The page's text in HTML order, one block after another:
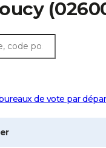
de vote par